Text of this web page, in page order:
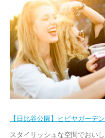
【日比谷公園】ヒビヤガーデ
スタイリッシュな空間でおい